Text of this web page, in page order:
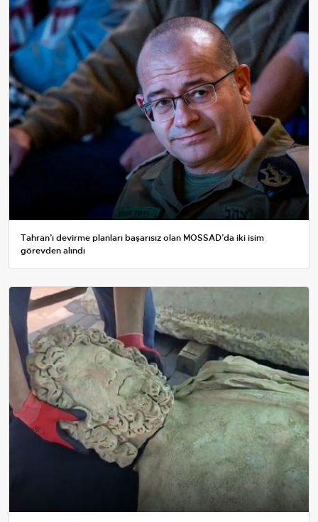
Tahran’ı devirme planları başarısız olan MOSSAD’da iki isim
görevden alındı